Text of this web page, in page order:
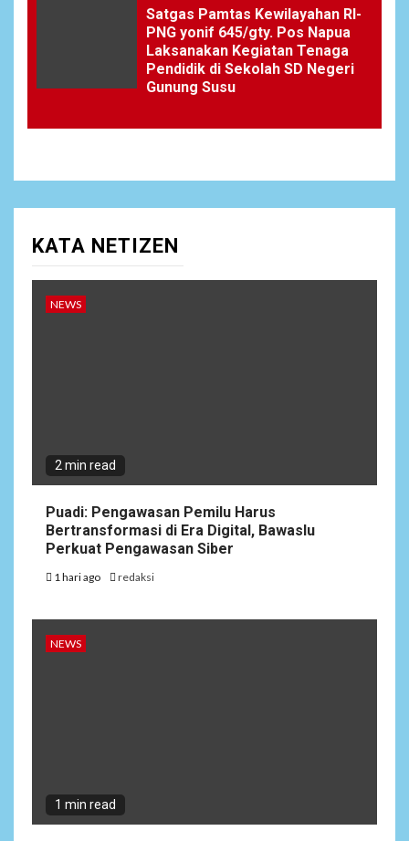
Satgas Pamtas Kewilayahan RI-
PNG yonif 645/gty. Pos Napua
Laksanakan Kegiatan Tenaga
Pendidik di Sekolah SD Negeri
Gunung Susu
KATA NETIZEN
NEWS
2 min read
Puadi: Pengawasan Pemilu Harus
Bertransformasi di Era Digital, Bawaslu
Perkuat Pengawasan Siber
1 hari ago redaksi
NEWS
1 min read